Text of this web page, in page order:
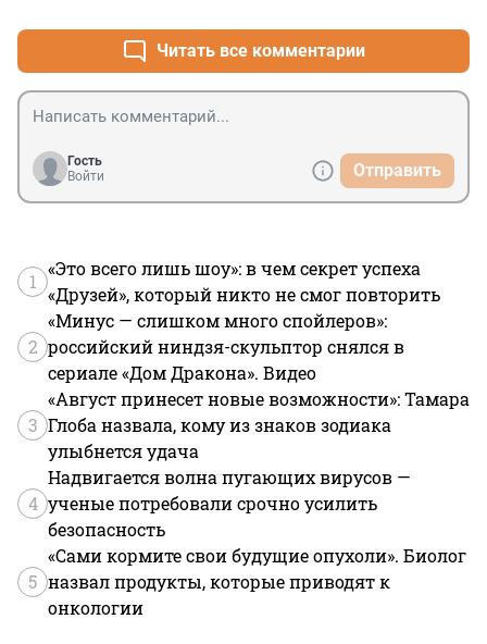
Читать все комментарии
Гость
Войти
Отправить
1
«Это всего лишь шоу»: в чем секрет успеха
«Друзей», который никто не смог повторить
2
«Минус — слишком много спойлеров»:
российский ниндзя-скульптор снялся в
сериале «Дом Дракона». Видео
3
«Август принесет новые возможности»: Тамара
Глоба назвала, кому из знаков зодиака
улыбнется удача
4
Надвигается волна пугающих вирусов —
ученые потребовали срочно усилить
безопасность
5
«Сами кормите свои будущие опухоли». Биолог
назвал продукты, которые приводят к
онкологии